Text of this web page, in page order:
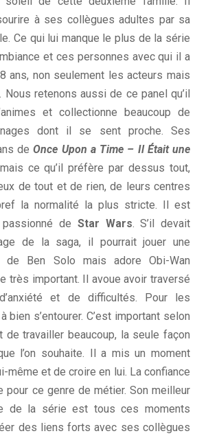
à ses collègues adultes par sa
Ce qui lui manque le plus de la série
et ces personnes avec qui il a
ans, non seulement les acteurs mais
retenons aussi de ce panel qu’il
et collectionne beaucoup de
dont il se sent proche. Ses
deOnce Upon a Time – Il Était une
ce qu’il préfère par dessus tout,
de tout et de rien, de leurs centres
la normalité la plus stricte. Il est
de Star Wars. S’il devait
de la saga, il pourrait jouer une
de Ben Solo mais adore Obi-Wan
très important. Il avoue avoir traversé
et de difficultés. Pour les
bien s’entourer. C’est important selon
travailler beaucoup, la seule façon
l’on souhaite. Il a mis un moment
même et de croire en lui. La confiance
ce genre de métier. Son meilleur
de la série est tous ces moments
des liens forts avec ses collègues